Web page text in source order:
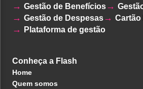
Gestão de Benefícios
Gestão de Despesas
Cartão
Plataforma de gestão
Conheça a Flash
Home
Quem somos